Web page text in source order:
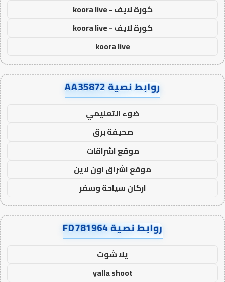
كورة لايف - koora live
كورة لايف - koora live
koora live
روابط نصية AA35872
ضوء التعليمي
صحيفة برق
موقع اشراقات
موقع اشراق اون لاين
اركان سياحة وسفر
روابط نصية FD781964
يلا شوت
yalla shoot